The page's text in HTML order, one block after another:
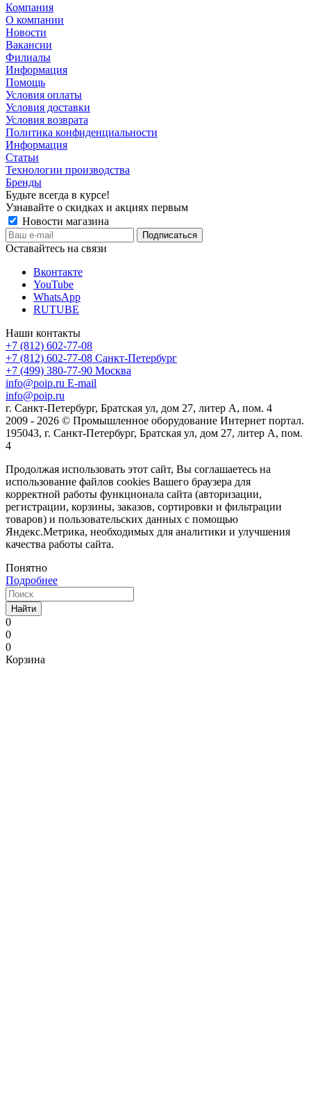
Компания
О компании
Новости
Вакансии
Филиалы
Информация
Помощь
Условия оплаты
Условия доставки
Условия возврата
Политика конфиденциальности
Информация
Статьи
Технологии производства
Бренды
Будьте всегда в курсе!
Узнавайте о скидках и акциях первым
Новости магазина
Оставайтесь на связи
Вконтакте
YouTube
WhatsApp
RUTUBE
Наши контакты
+7 (812) 602-77-08
+7 (812) 602-77-08 Санкт-Петербург
+7 (499) 380-77-90 Москва
info@poip.ru E-mail
info@poip.ru
г. Санкт-Петербург, Братская ул, дом 27, литер А, пом. 4
2009 - 2026 © Промышленное оборудование Интернет портал.
195043, г. Санкт-Петербург, Братская ул, дом 27, литер А, пом.
4
Продолжая использовать этот сайт, Вы соглашаетесь на
использование файлов cookies Вашего браузера для
корректной работы функционала сайта (авторизации,
регистрации, корзины, заказов, сортировки и фильтрации
товаров) и пользовательских данных с помощью
Яндекс.Метрика, необходимых для аналитики и улучшения
качества работы сайта.
Понятно
Подробнее
Найти
0
0
0
Корзина